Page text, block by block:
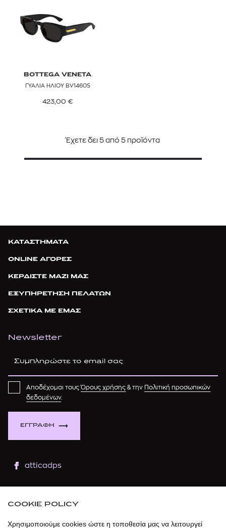
BOTTEGA VENETA
ΓΥΑΛΙΑ ΗΛΙΟΥ BV1460S
423,00 €
Έχετε δει 5 από 5 προϊόντα
ΚΑΤΑΣΤΗΜΑΤΑ
ONLINE ΑΓΟΡΕΣ
ΚΕΡΔΙΣΤΕ ΜΑΖΙ ΜΑΣ
ΕΞΥΠΗΡΕΤΗΣΗ ΠΕΛΑΤΩΝ
ΣΧΕΤΙΚΑ ΜΕ ΕΜΑΣ
Newsletter
ΕΓΓΡΑΦΗ
Αποδέχομαι τουςΌρους χρήσης & την Πολιτική προσωπικών
δεδομένων.
atticadps
atticadps
COOKIE POLICY
Χρησιμοποιούμε cookies ώστε η τοποθεσία μας να λειτουργεί